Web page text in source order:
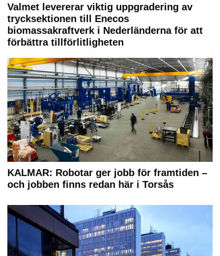
Valmet levererar viktig uppgradering av
trycksektionen till Enecos
biomassakraftverk i Nederländerna för att
förbättra tillförlitligheten
KALMAR: Robotar ger jobb för framtiden –
och jobben finns redan här i Torsås